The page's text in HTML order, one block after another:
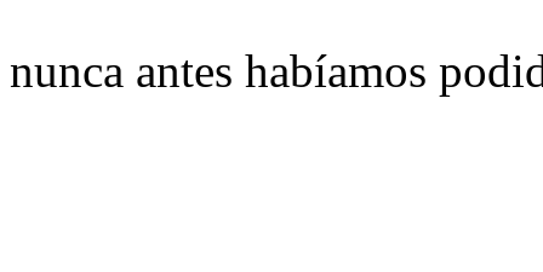
nunca antes habíamos